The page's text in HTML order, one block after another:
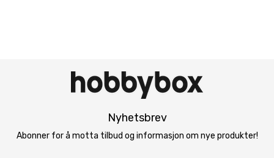
Nyhetsbrev
Abonner for å motta tilbud og informasjon om nye produkter!